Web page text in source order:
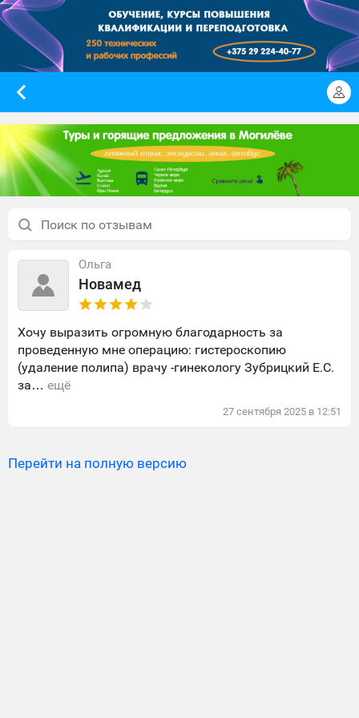
Ольга
Новамед
Хочу выразить огромную благодарность за
проведенную мне операцию: гистероскопию
(удаление полипа) врачу -гинекологу Зубрицкий Е.С.
за… ещё
27 сентября 2025 в 12:51
Перейти на полную версию